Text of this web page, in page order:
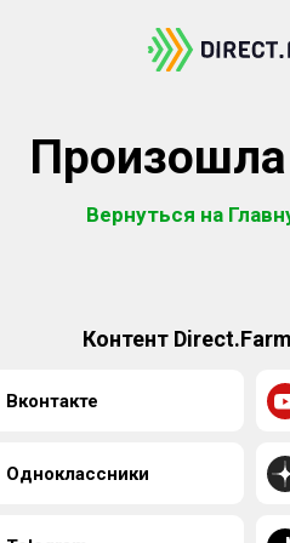
Вернуться на
Контент
Вконтакте
Одноклассники